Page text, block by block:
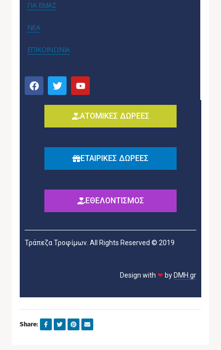
ΓΙΑ ΕΜΑΣ
ΝΕΑ
ΕΠΙΚΟΙΝΩΝΙΑ
ΑΤΟΜΙΚΕΣ ΔΩΡΕΕΣ
ΕΤΑΙΡΙΚΕΣ ΔΩΡΕΕΣ
ΕΘΕΛΟΝΤΙΣΜΟΣ
Τράπεζα Τροφίμων. All Rights Reserved © 2019
Design with ❤ by DMH.gr
Share: